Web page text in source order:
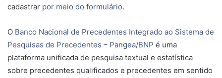
cadastrar por meio do formulário.
O Banco Nacional de Precedentes Integrado ao Sistema de
Pesquisas de Precedentes – Pangea/BNP é uma
plataforma unificada de pesquisa textual e estatística
sobre precedentes qualificados e precedentes em sentido